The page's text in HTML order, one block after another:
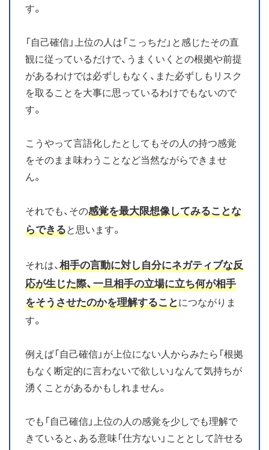
す。
「自己確信」上位の人は「こっちだ」と感じたその直
観に従っているだけで、うまくいくとの根拠や前提
があるわけでは必ずしもなく、また必ずしもリスク
を取ることを大事に思っているわけでもないので
す。
こうやって言語化したとしてもその人の持つ感覚
をそのまま味わうことなど当然ながらできませ
ん。
それでも、その感覚を最大限想像してみることな
らできると思います。
それは、相手の言動に対し自分にネガティブな反
応が生じた際、一旦相手の立場に立ち何が相手
をそうさせたのかを理解することにつながりま
す。
例えば「自己確信」が上位にない人からみたら「根拠
もなく断定的に言わないで欲しい」なんて気持ちが
湧くことがあるかもしれません。
でも「自己確信」上位の人の感覚を少しでも理解で
きていると、ある意味「仕方ない」こととして許せる